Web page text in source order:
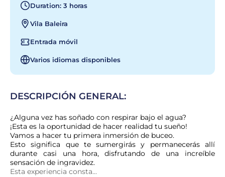
Duration: 3 horas
Vila Baleira
Entrada móvil
Varios idiomas disponibles
DESCRIPCIÓN GENERAL:
¿Alguna vez has soñado con respirar bajo el agua?
¡Esta es la oportunidad de hacer realidad tu sueño!
Vamos a hacer tu primera inmersión de buceo.
Esto significa que te sumergirás y permanecerás allí
durante casi una hora, disfrutando de una increíble
sensación de ingravidez.
Esta experiencia consta...